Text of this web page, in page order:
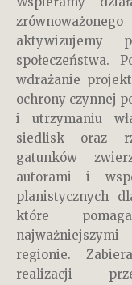
aktywizujemy
społeczeństwa.
wdrażanie
ochrony czynnej
i utrzymaniu
siedlisk oraz
gatunków
autorami i
planistycznych
które
regionie.
realizacji